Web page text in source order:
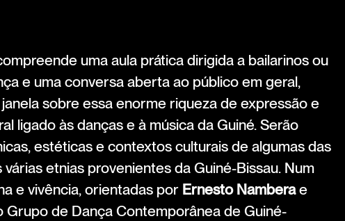
uma aula prática dirigida a bailarinos ou
e uma conversa aberta ao público em geral,
sobre essa enorme riqueza de expressão e
ligado às danças e à música da Guiné. Serão
estéticas e contextos culturais de algumas das
várias etnias provenientes da Guiné-Bissau. Num
e vivência, orientadas por Ernesto Namberae
Grupo de Dança Contemporânea de Guiné-